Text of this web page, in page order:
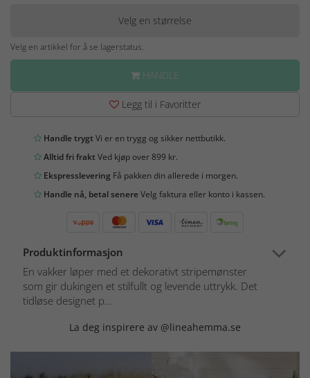
Velg en størrelse
Velg en artikkel for å se lagerstatus.
HANDLE
Legg til i Favoritter
Handle trygtVi er en trygg og sikker nettbutikk.
Alltid fri fraktVed kjøp over 899 kr.
Ekspresslevering Få pakken din allerede i morgen.
Handle nå, betal senereVelg faktura eller konto i kassen.
Produktinformasjon
En vakker løper med et dekorativt stripemønster
som gir dukingen et stilfullt og levende uttrykk. Det
tidløse designet p...
La deg inspirere av @lineahemma.se